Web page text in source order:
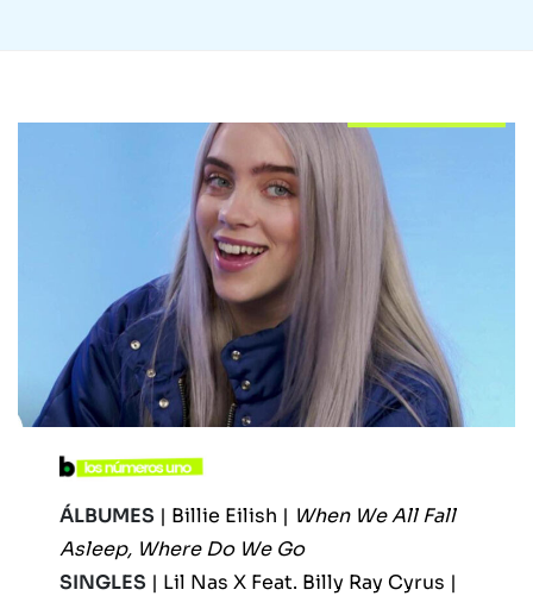
ÁLBUMES | Billie Eilish | When We All Fall
Asleep, Where Do We Go
SINGLES | Lil Nas X Feat. Billy Ray Cyrus |